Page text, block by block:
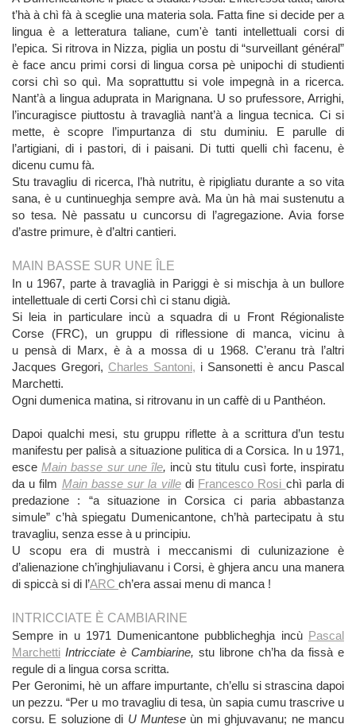
t’hà à chì fà à sceglie una materia sola. Fatta fine si decide per a
lingua è a letteratura taliane, cum'è tanti intellettuali corsi di
l’epica. Si ritrova in Nizza, piglia un postu di “surveillant général”
è face ancu primi corsi di lingua corsa pè unipochi di studienti
corsi chì so quì. Ma soprattuttu si vole impegnà in a ricerca.
Nant’à a lingua aduprata in Marignana. U so prufessore, Arrighi,
l’incuragisce piuttostu à travaglià nant’à a lingua tecnica. Ci si
mette, è scopre l’impurtanza di stu duminiu. E parulle di
l’artigiani, di i pastori, di i paisani. Di tutti quelli chì facenu, è
dicenu cumu fà.
Stu travagliu di ricerca, l’hà nutritu, è ripigliatu durante a so vita
sana, è u cuntinueghja sempre avà. Ma ùn hà mai sustenutu a
so tesa. Nè passatu u cuncorsu di l’agregazione. Avia forse
d’astre primure, è d’altri cantieri.
MAIN BASSE SUR UNE ÎLE
In u 1967, parte à travaglià in Pariggi è si mischja à un bullore
intellettuale di certi Corsi chì ci stanu digià.
Si leia in particulare incù a squadra di u Front Régionaliste
Corse (FRC), un gruppu di riflessione di manca, vicinu à
u pensà di Marx, è à a mossa di u 1968. C’eranu trà l’altri
Jacques Gregori, Charles Santoni, i Sansonetti è ancu Pascal
Marchetti.
Ogni dumenica matina, si ritrovanu in un caffè di u Panthéon.
Dapoi qualchi mesi, stu gruppu riflette à a scrittura d’un testu
manifestu per palisà a situazione pulitica di a Corsica. In u 1971,
esceMain basse sur une île, incù stu titulu cusì forte, inspiratu
da u film Main basse sur la villedi Francesco Rosi chì parla di
predazione : “a situazione in Corsica ci paria abbastanza
simule” c’hà spiegatu Dumenicantone, ch’hà partecipatu à stu
travagliu, senza esse à u principiu.
U scopu era di mustrà i meccanismi di culunizazione è
d’alienazione ch’inghjuliavanu i Corsi, è ghjera ancu una manera
di spiccà si di l’ARC ch’era assai menu di manca !
INTRICCIATE È CAMBIARINE
Sempre in u 1971 Dumenicantone pubblicheghja incù Pascal
Marchetti Intricciate è Cambiarine, stu librone ch’ha da fissà e
regule di a lingua corsa scritta.
Per Geronimi, hè un affare impurtante, ch’ellu si strascina dapoi
un pezzu. “Per u mo travagliu di tesa, ùn sapia cumu trascrive u
corsu. E soluzione di U Muntese ùn mi ghjuvavanu; ne mancu